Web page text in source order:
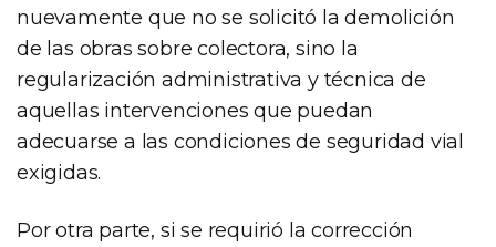
nuevamente que no se solicitó la demolición
de las obras sobre colectora, sino la
regularización administrativa y técnica de
aquellas intervenciones que puedan
adecuarse a las condiciones de seguridad vial
exigidas.
Por otra parte, si se requirió la corrección